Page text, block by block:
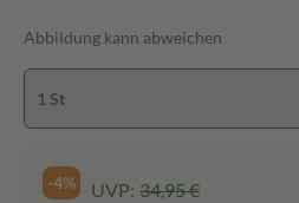
Abbildung kann abweichen
1 St
-4% UVP: 34,95 €